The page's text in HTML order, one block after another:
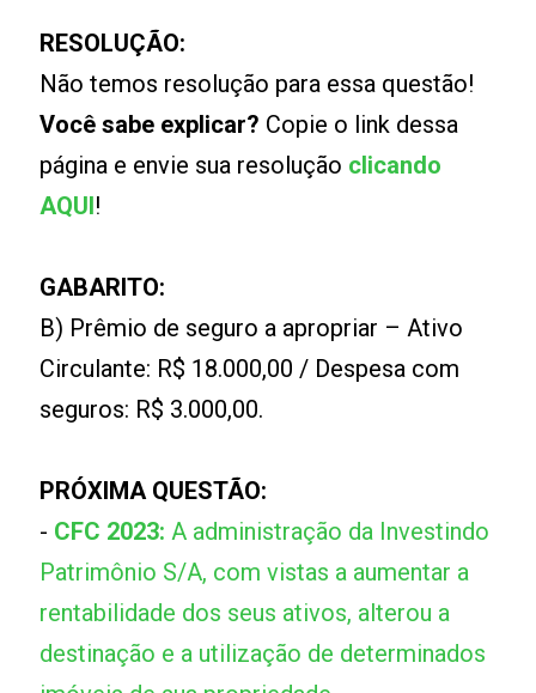
RESOLUÇÃO:
Não temos resolução para essa questão!
Você sabe explicar? Copie o link dessa
página e envie sua resolução clicando
AQUI!
GABARITO:
B) Prêmio de seguro a apropriar – Ativo
Circulante: R$ 18.000,00 / Despesa com
seguros: R$ 3.000,00.
PRÓXIMA QUESTÃO:
- CFC 2023:A administração da Investindo
Patrimônio S/A, com vistas a aumentar a
rentabilidade dos seus ativos, alterou a
destinação e a utilização de determinados